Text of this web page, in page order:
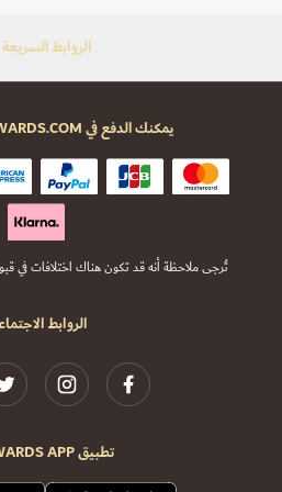
الروابط السريعة
الروابط
تطبيق H REWARDS APP
يمكنك الدفع في H REWARDS.COM باستخدام:
تُرجى ملاحظة أنه قد تكون هناك اختلافات في